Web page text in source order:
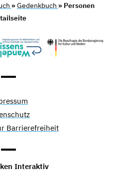
»Gedenkbuch » Personen
Barrierefreiheit
Interaktiv